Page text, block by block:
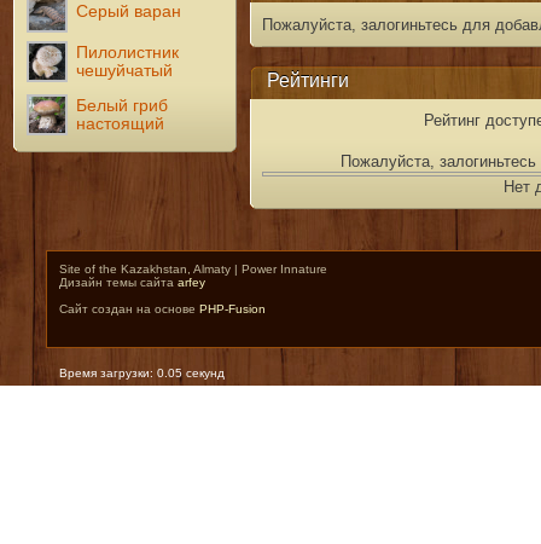
Серый варан
Пилолистник
чешуйчатый
Белый гриб
настоящий
Пожалуйста, залогиньтесь для
Рейтинги
Рейтинг
Пожалуйста,
Нет
Site of the Kazakhstan, Almaty | Power Innature
Дизайн темы сайта arfey
Сайт создан на основе PHP-Fusion
Время загрузки: 0.05 секунд